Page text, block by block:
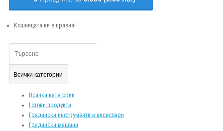
Кошницата ви е празна!
Всички категории
Всички категории
Готови продукти
Градински инструменти и аксесоари
Градински машини